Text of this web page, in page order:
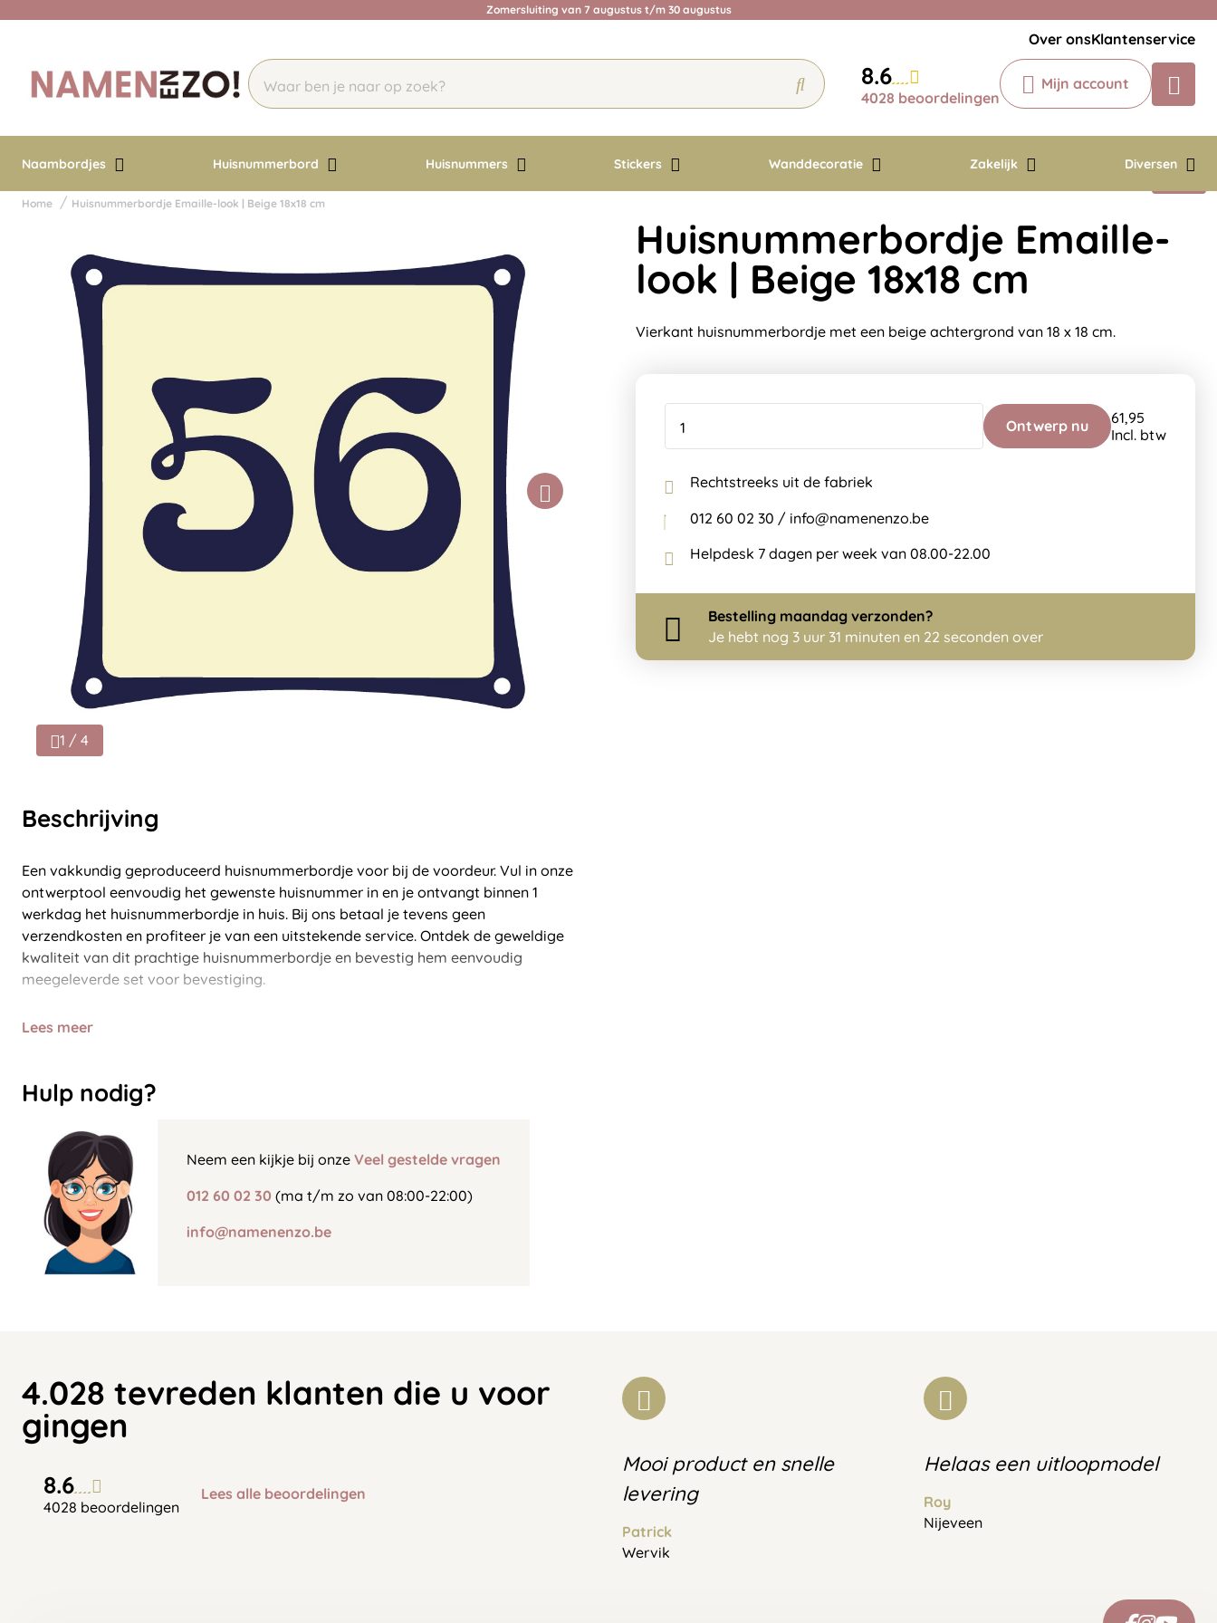
Zomersluiting van 7 augustus t/m 30 augustus
Over onsKlantenservice
8.6
4028 beoordelingen
Mijn account
Naambordjes Huisnummerbord Huisnummers Stickers Wanddecoratie Zakelijk Diversen
Chatbot
Chat 24/7 met onze chatbot voor
Contact
Home Huisnummerbordje Emaille-look | Beige 18x18 cm
1 / 4
Beschrijving
Een vakkundig geproduceerd huisnummerbordje voor bij de voordeur. Vul in onze
ontwerptool eenvoudig het gewenste huisnummer in en je ontvangt binnen 1
werkdag het huisnummerbordje in huis. Bij ons betaal je tevens geen
verzendkosten en profiteer je van een uitstekende service. Ontdek de geweldige
kwaliteit van dit prachtige huisnummerbordje en bevestig hem eenvoudig
meegeleverde set voor bevestiging.
Lees meer
Hulp nodig?
Neem een kijkje bij onze Veel gestelde vragen
012 60 02 30 (ma t/m zo van 08:00-22:00)
info@namenenzo.be
Huisnummerbordje Emaille-
look | Beige 18x18 cm
Vierkant huisnummerbordje met een beige achtergrond van 18 x 18 cm.
Ontwerp nu
61,95
Incl. btw
Rechtstreeks uit de fabriek
012 60 02 30 / info@namenenzo.be
Helpdesk 7 dagen per week van 08.00-22.00
Bestelling maandag verzonden?
Je hebt nog 3 uur 31 minuten en 22 seconden over
4.028 tevreden klanten die u voor
gingen
8.6
4028 beoordelingen
Lees alle beoordelingen
Mooi product en snelle
levering
Patrick
Wervik
Helaas een uitloopmodel
Roy
Nijeveen